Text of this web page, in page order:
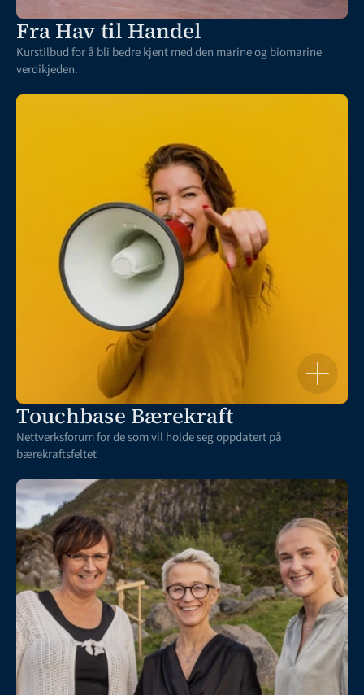
Fra Hav til Handel
Kurstilbud for å bli bedre kjent med den marine og biomarine
verdikjeden.
Touchbase Bærekraft
Nettverksforum for de som vil holde seg oppdatert på
bærekraftsfeltet